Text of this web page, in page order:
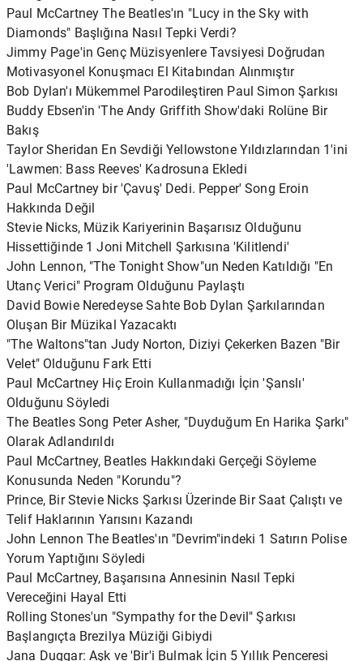
Paul McCartney The Beatles'ın "Lucy in the Sky with
Diamonds" Başlığına Nasıl Tepki Verdi?
Jimmy Page'in Genç Müzisyenlere Tavsiyesi Doğrudan
Motivasyonel Konuşmacı El Kitabından Alınmıştır
Bob Dylan'ı Mükemmel Parodileştiren Paul Simon Şarkısı
Buddy Ebsen'in 'The Andy Griffith Show'daki Rolüne Bir
Bakış
Taylor Sheridan En Sevdiği Yellowstone Yıldızlarından 1'ini
'Lawmen: Bass Reeves' Kadrosuna Ekledi
Paul McCartney bir 'Çavuş' Dedi. Pepper' Song Eroin
Hakkında Değil
Stevie Nicks, Müzik Kariyerinin Başarısız Olduğunu
Hissettiğinde 1 Joni Mitchell Şarkısına 'Kilitlendi'
John Lennon, "The Tonight Show"un Neden Katıldığı "En
Utanç Verici" Program Olduğunu Paylaştı
David Bowie Neredeyse Sahte Bob Dylan Şarkılarından
Oluşan Bir Müzikal Yazacaktı
"The Waltons"tan Judy Norton, Diziyi Çekerken Bazen "Bir
Velet" Olduğunu Fark Etti
Paul McCartney Hiç Eroin Kullanmadığı İçin 'Şanslı'
Olduğunu Söyledi
The Beatles Song Peter Asher, "Duyduğum En Harika Şarkı"
Olarak Adlandırıldı
Paul McCartney, Beatles Hakkındaki Gerçeği Söyleme
Konusunda Neden "Korundu"?
Prince, Bir Stevie Nicks Şarkısı Üzerinde Bir Saat Çalıştı ve
Telif Haklarının Yarısını Kazandı
John Lennon The Beatles'ın "Devrim"indeki 1 Satırın Polise
Yorum Yaptığını Söyledi
Paul McCartney, Başarısına Annesinin Nasıl Tepki
Vereceğini Hayal Etti
Rolling Stones'un "Sympathy for the Devil" Şarkısı
Başlangıçta Brezilya Müziği Gibiydi
Jana Duggar: Aşk ve 'Bir'i Bulmak İçin 5 Yıllık Penceresi